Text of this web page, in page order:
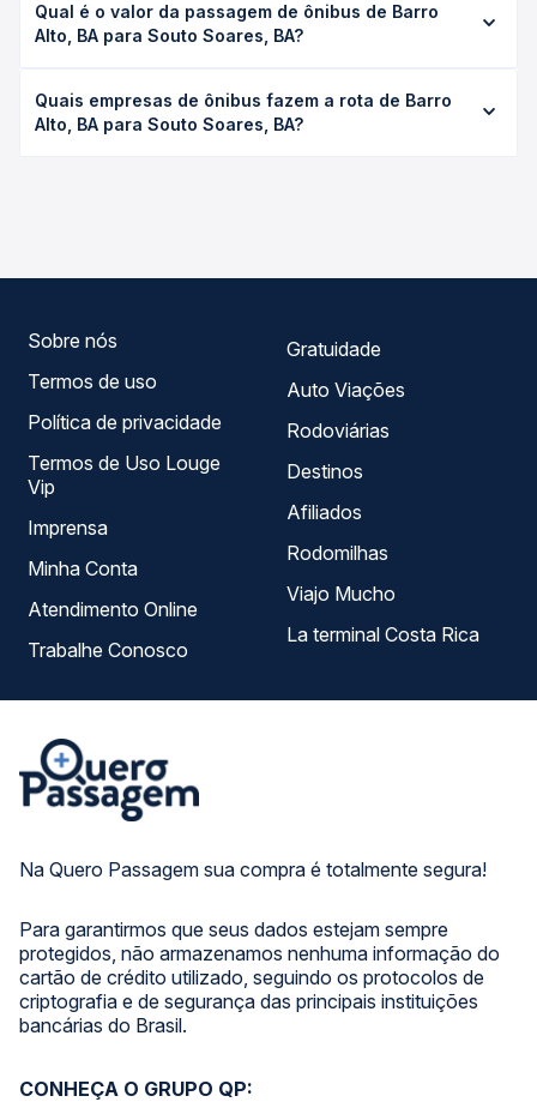
BA leva em média 1h 46min, podendo variar conforme a
viação, o tipo de serviço (convencional, executivo ou
exata de cada opção na data desejada.
Qual é o valor da passagem de ônibus de Barro
Alto, BA para Souto Soares, BA?
Souto Soares, BA custa em média R$ 22,51 e varia
conforme a data da viagem, a empresa, o tipo de poltrona
Quais empresas de ônibus fazem a rota de Barro
Alto, BA para Souto Soares, BA?
Na Quero Passagem sua compra é totalmente segura!
Para garantirmos que seus dados estejam sempre
protegidos, não armazenamos nenhuma informação do
cartão de crédito utilizado, seguindo os protocolos de
criptografia e de segurança das principais instituições
bancárias do Brasil.
Sobre nós
Termos de uso
Política de privacidade
Termos de Uso Louge
Vip
Imprensa
Minha Conta
Atendimento Online
Trabalhe Conosco
Gratuidade
Auto Viações
Rodoviárias
Destinos
Afiliados
Rodomilhas
Viajo Mucho
La terminal Costa Rica
CONHEÇA O GRUPO QP: